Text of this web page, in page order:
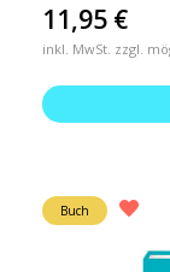
11,95 €
inkl. MwSt. zzgl.
Buch